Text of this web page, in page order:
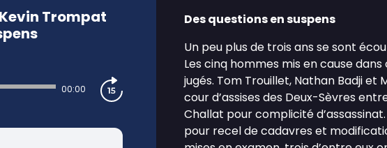
Trompat
00:00
Des questions en suspens
Un peu plus de trois ans se sont
Les cinq hommes mis en cause
jugés. Tom Trouillet, Nathan Badji
cour d’assises des Deux-Sèvres
Challat pour complicité
pour recel de cadavres et